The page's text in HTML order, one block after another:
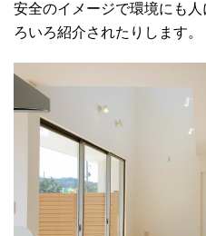
安全のイメージで環境にも
ろいろ紹介されたりします。